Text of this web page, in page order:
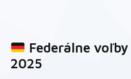
Federálne
2025